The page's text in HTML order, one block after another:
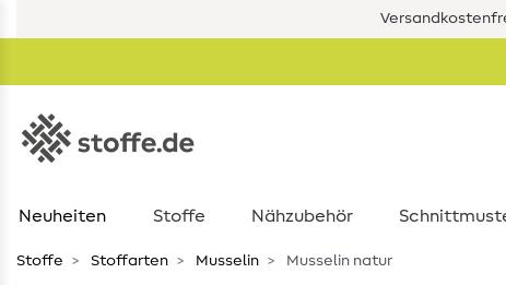
Neuheiten Stoffe Nähzubehör
Stoffe Stoffarten Musselin Musselin natur